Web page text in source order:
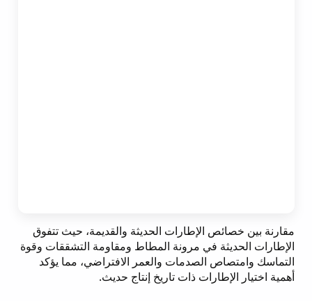
مقارنة بين خصائص الإطارات الحديثة والقديمة، حيث تتفوق
الإطارات الحديثة في مرونة المطاط ومقاومة التشققات وقوة
التماسك وامتصاص الصدمات والعمر الافتراضي، مما يؤكد
أهمية اختيار الإطارات ذات تاريخ إنتاج حديث.